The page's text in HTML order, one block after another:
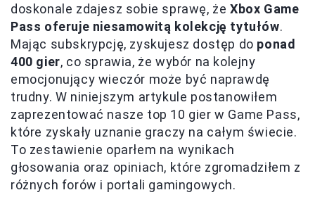
doskonale zdajesz sobie sprawę, żeXbox Game
Pass oferuje niesamowitą kolekcję tytułów.
Mając subskrypcję, zyskujesz dostęp do ponad
400 gier, co sprawia, że wybór na kolejny
emocjonujący wieczór może być naprawdę
trudny. W niniejszym artykule postanowiłem
zaprezentować nasze top 10 gier w Game Pass,
które zyskały uznanie graczy na całym świecie.
To zestawienie oparłem na wynikach
głosowania oraz opiniach, które zgromadziłem z
różnych forów i portali gamingowych.